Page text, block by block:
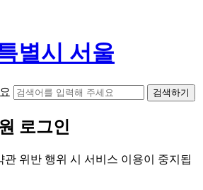
별시 서울
검색하기
로그인
관 위반 행위 시 서비스 이용이 중지됩